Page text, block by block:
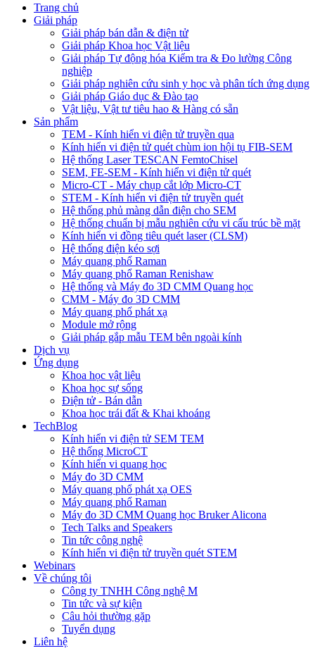
Trang chủ
Giải pháp
Giải pháp bán dẫn & điện tử
Giải pháp Khoa học Vật liệu
Giải pháp Tự động hóa Kiểm tra & Đo lường Công
nghiệp
Giải pháp nghiên cứu sinh y học và phân tích ứng dụng
Giải pháp Giáo dục & Đào tạo
Vật liệu, Vật tư tiêu hao & Hàng có sẵn
Sản phẩm
TEM - Kính hiển vi điện tử truyền qua
Kính hiển vi điện tử quét chùm ion hội tụ FIB-SEM
Hệ thống Laser TESCAN FemtoChisel
SEM, FE-SEM - Kính hiển vi điện tử quét
Micro-CT - Máy chụp cắt lớp Micro-CT
STEM - Kính hiển vi điện tử truyền quét
Hệ thống phủ màng dẫn điện cho SEM
Hệ thống chuẩn bị mẫu nghiên cứu vi cấu trúc bề mặt
Kính hiển vi đồng tiêu quét laser (CLSM)
Hệ thống điện kéo sợi
Máy quang phổ Raman
Máy quang phổ Raman Renishaw
Hệ thống và Máy đo 3D CMM Quang học
CMM - Máy đo 3D CMM
Máy quang phổ phát xạ
Module mở rộng
Giải pháp gắp mẫu TEM bên ngoài kính
Dịch vụ
Ứng dụng
Khoa học vật liệu
Khoa học sự sống
Điện tử - Bán dẫn
Khoa học trái đất & Khai khoáng
TechBlog
Kính hiển vi điện tử SEM TEM
Hệ thống MicroCT
Kính hiển vi quang học
Máy đo 3D CMM
Máy quang phổ phát xạ OES
Máy quang phổ Raman
Máy đo 3D CMM Quang học Bruker Alicona
Tech Talks and Speakers
Tin tức công nghệ
Kính hiển vi điện tử truyền quét STEM
Webinars
Về chúng tôi
Công ty TNHH Công nghệ M
Tin tức và sự kiện
Câu hỏi thường gặp
Tuyển dụng
Liên hệ